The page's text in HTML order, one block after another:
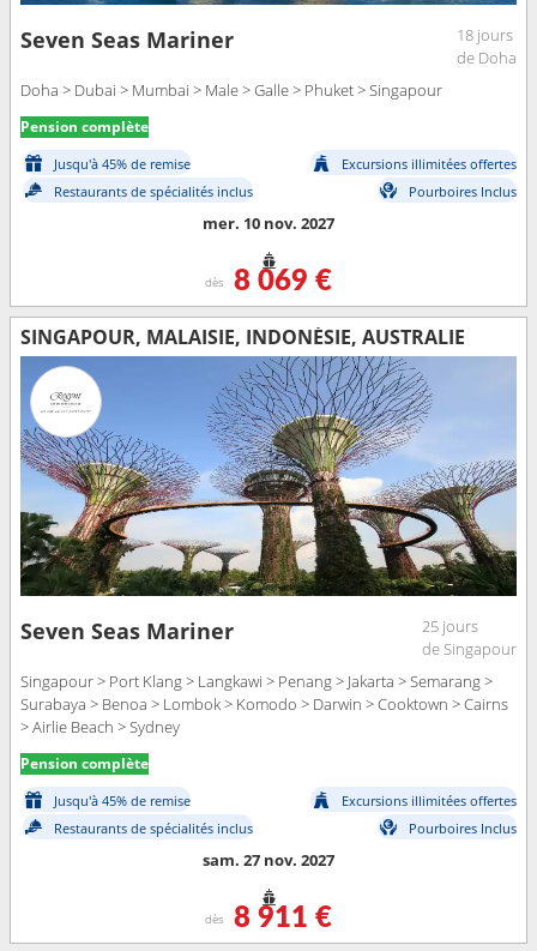
Seven Seas Mariner
18 jours
de Doha
Doha > Dubai > Mumbai > Male > Galle > Phuket > Singapour
Pension complète
Jusqu'à 45% de remise
Excursions illimitées offertes
Restaurants de spécialités inclus
Pourboires Inclus
mer. 10 nov. 2027
dès 8 069 €
SINGAPOUR, MALAISIE, INDONÉSIE, AUSTRALIE
Seven Seas Mariner
25 jours
de Singapour
Singapour > Port Klang > Langkawi > Penang > Jakarta > Semarang >
Surabaya > Benoa > Lombok > Komodo > Darwin > Cooktown > Cairns
> Airlie Beach > Sydney
Pension complète
Jusqu'à 45% de remise
Excursions illimitées offertes
Restaurants de spécialités inclus
Pourboires Inclus
sam. 27 nov. 2027
dès 8 911 €